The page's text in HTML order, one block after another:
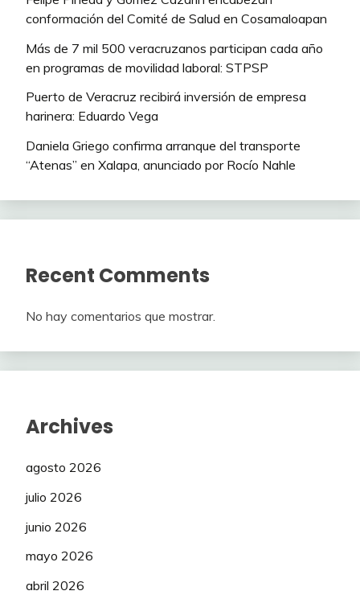
conformación del Comité de Salud en Cosamaloapan
Más de 7 mil 500 veracruzanos participan cada año
en programas de movilidad laboral: STPSP
Puerto de Veracruz recibirá inversión de empresa
harinera: Eduardo Vega
Daniela Griego confirma arranque del transporte
“Atenas” en Xalapa, anunciado por Rocío Nahle
Recent Comments
No hay comentarios que mostrar.
Archives
agosto 2026
julio 2026
junio 2026
mayo 2026
abril 2026